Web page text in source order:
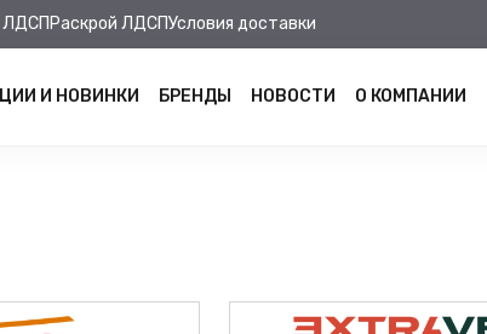
ЛДСП Раскрой ЛДСПУсловия доставки
И НОВИНКИ БРЕНДЫ НОВОСТИ О КОМПАНИИ